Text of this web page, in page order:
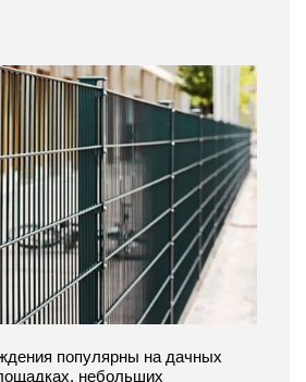
популярны на дачных
небольших